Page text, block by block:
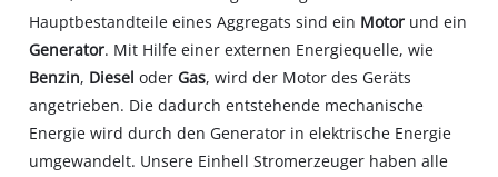
Hauptbestandteile eines Aggregats sind ein Motor und ein
Generator. Mit Hilfe einer externen Energiequelle, wie
Benzin, DieseloderGas, wird der Motor des Geräts
angetrieben. Die dadurch entstehende mechanische
Energie wird durch den Generator in elektrische Energie
umgewandelt. Unsere Einhell Stromerzeuger haben alle